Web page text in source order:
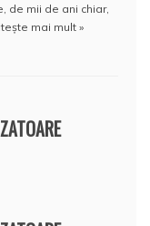
de mii de ani chiar,
mai mult »